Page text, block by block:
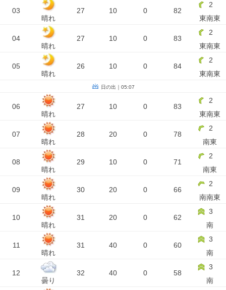
03
晴れ
27 10 0 82
2
東南東
04
晴れ
27 10 0 83
2
東南東
05
晴れ
26 10 0 84
2
東南東
日の出｜05:07
06
晴れ
27 10 0 83
2
東南東
07
晴れ
28 20 0 78
2
南東
08
晴れ
29 10 0 71
2
南東
09
晴れ
30 20 0 66
2
南南東
10
晴れ
31 20 0 62
3
南
11
晴れ
31 40 0 60
3
南
12
曇り
32 40 0 58
3
南